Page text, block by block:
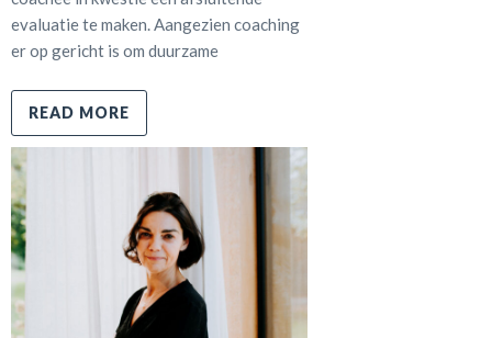
evaluatie te maken. Aangezien coaching
er op gericht is om duurzame
READ MORE